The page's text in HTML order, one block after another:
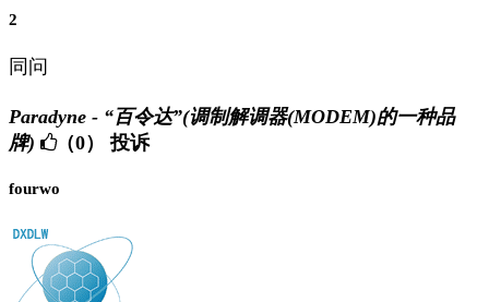
2
同问
Paradyne - “百令达”(调制解调器(MODEM)的一种品
牌)
（0） 投诉
fourwo